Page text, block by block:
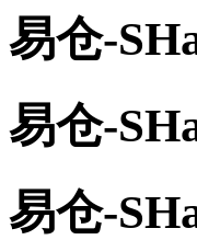
易仓-
易仓-
易仓-